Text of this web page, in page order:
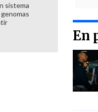
En
sistema